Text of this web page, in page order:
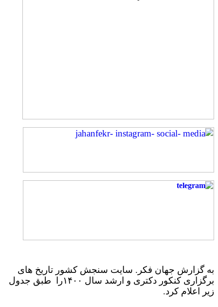
به گزارش جهان فکر. سایت سنجش کشور تاریخ های
برگزاری کنکور دکتری و ارشد سال ۱۴۰۰را طبق جدول
زیر اعلام کرد.